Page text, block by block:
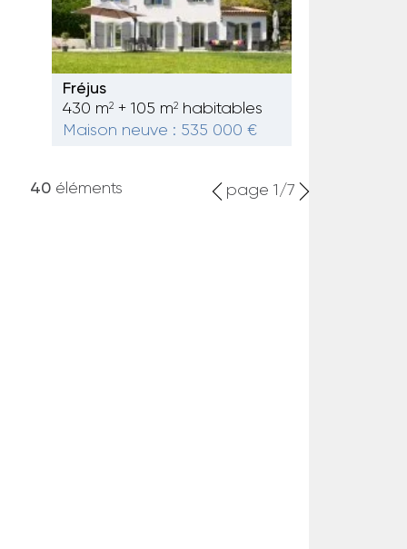
Fréjus
430 m2 + 105 m2
habitables
Maison neuve : 535 000 €
40 éléments page 1/7